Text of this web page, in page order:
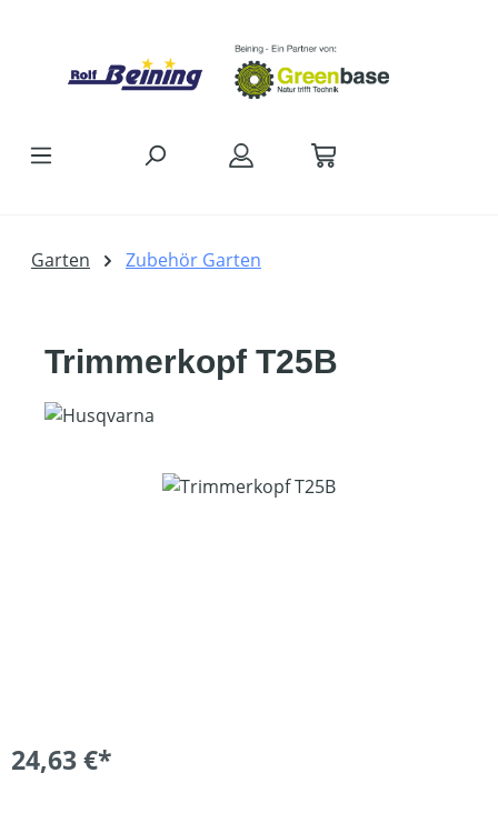
Garten Zubehör Garten
Trimmerkopf T25B
Bildergalerie überspringen
24,63 €*